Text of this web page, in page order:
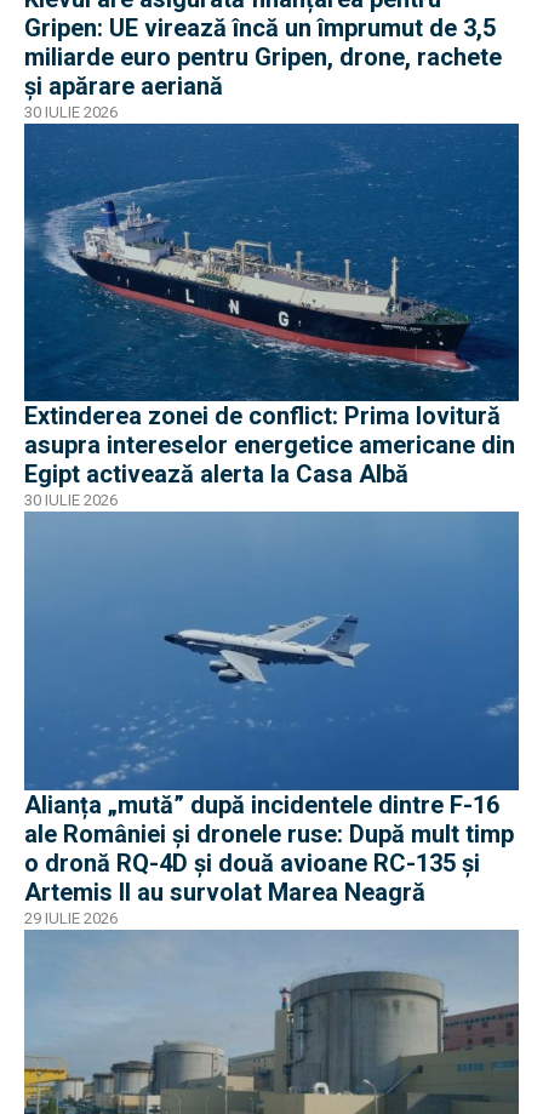
Gripen: UE virează încă un împrumut de 3,5
miliarde euro pentru Gripen, drone, rachete
și apărare aeriană
30 IULIE 2026
Extinderea zonei de conflict: Prima lovitură
asupra intereselor energetice americane din
Egipt activează alerta la Casa Albă
30 IULIE 2026
Alianța „mută” după incidentele dintre F-16
ale României și dronele ruse: După mult timp
o dronă RQ-4D și două avioane RC-135 și
Artemis II au survolat Marea Neagră
29 IULIE 2026